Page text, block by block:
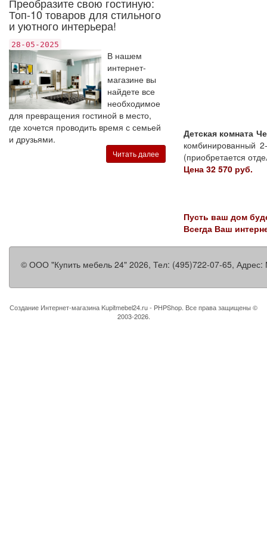
Топ-10 товаров для стильного
и уютного интерьера!
28-05-2025
В нашем
интернет-
магазине вы
найдете все
необходимое
для превращения гостиной в место,
где хочется проводить время с семьей
и друзьями.
Читать далее
Детская комната
комбинированный
(приобретается
Цена 32 570 руб.
Пусть ваш дом
Всегда Ваш
© ООО "Купить мебель 24" 2026, Тел: (495)722-07-65, Адрес:
Создание Интернет-магазина Kupitmebel24.ru - PHPShop. Все права защищены ©
2003-2026.